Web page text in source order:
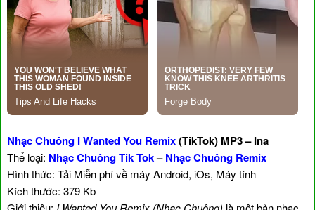
Nhạc Chuông I Wanted You Remix(TikTok) MP3 – Ina
Thể loại: Nhạc Chuông Tik Tok–Nhạc Chuông Remix
Hình thức: Tải Miễn phí về máy Android, iOs, Máy tính
Kích thước: 379 Kb